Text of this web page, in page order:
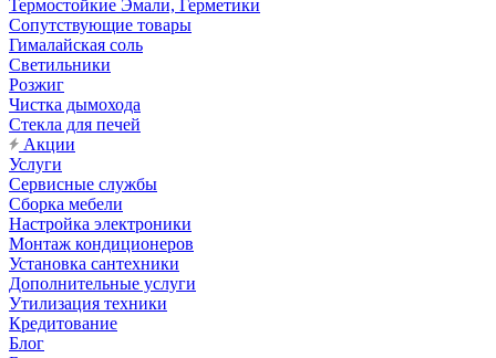
Термостойкие Эмали, Герметики
Сопутствующие товары
Гималайская соль
Светильники
Розжиг
Чистка дымохода
Стекла для печей
Акции
Услуги
Сервисные службы
Сборка мебели
Настройка электроники
Монтаж кондиционеров
Установка сантехники
Дополнительные услуги
Утилизация техники
Кредитование
Блог